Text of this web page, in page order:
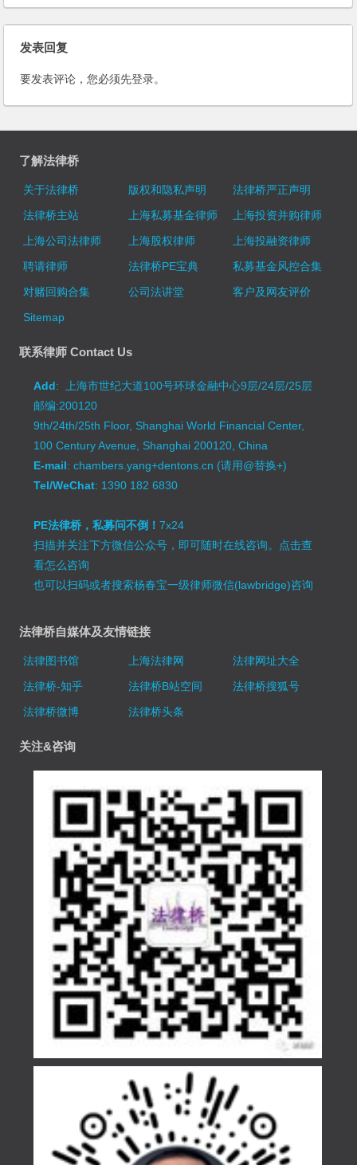
案
发表回复
要发表评论，您必须先登录。
了解法律桥
关于法律桥 版权和隐私声明
法律桥严正声明
法律桥主站
上海私募基金律师
上海投资并购律师
上海公司法律师
上海股权律师
上海投融资律师
聘请律师
法律桥PE宝典
私募基金风控合集
对赌回购合集
公司法讲堂
客户及网友评价
Sitemap
联系律师 Contact Us
Add: 上海市世纪大道100号环球金融中心9层/24层/25层
邮编:200120
9th/24th/25th Floor, Shanghai World Financial Center,
100 Century Avenue, Shanghai 200120, China
E-mail: chambers.yang+dentons.cn (请用@替换+)
Tel/WeChat: 1390 182 6830
PE法律桥，私募问不倒！7x24
扫描并关注下方微信公众号，即可随时在线咨询。 点击查
看怎么咨询
也可以扫码或者搜索杨春宝一级律师微信(lawbridge)咨询
法律桥自媒体及友情链接
法律图书馆 上海法律网
法律网址大全
法律桥-知乎
法律桥B站空间
法律桥搜狐号
法律桥微博
法律桥头条
关注&咨询